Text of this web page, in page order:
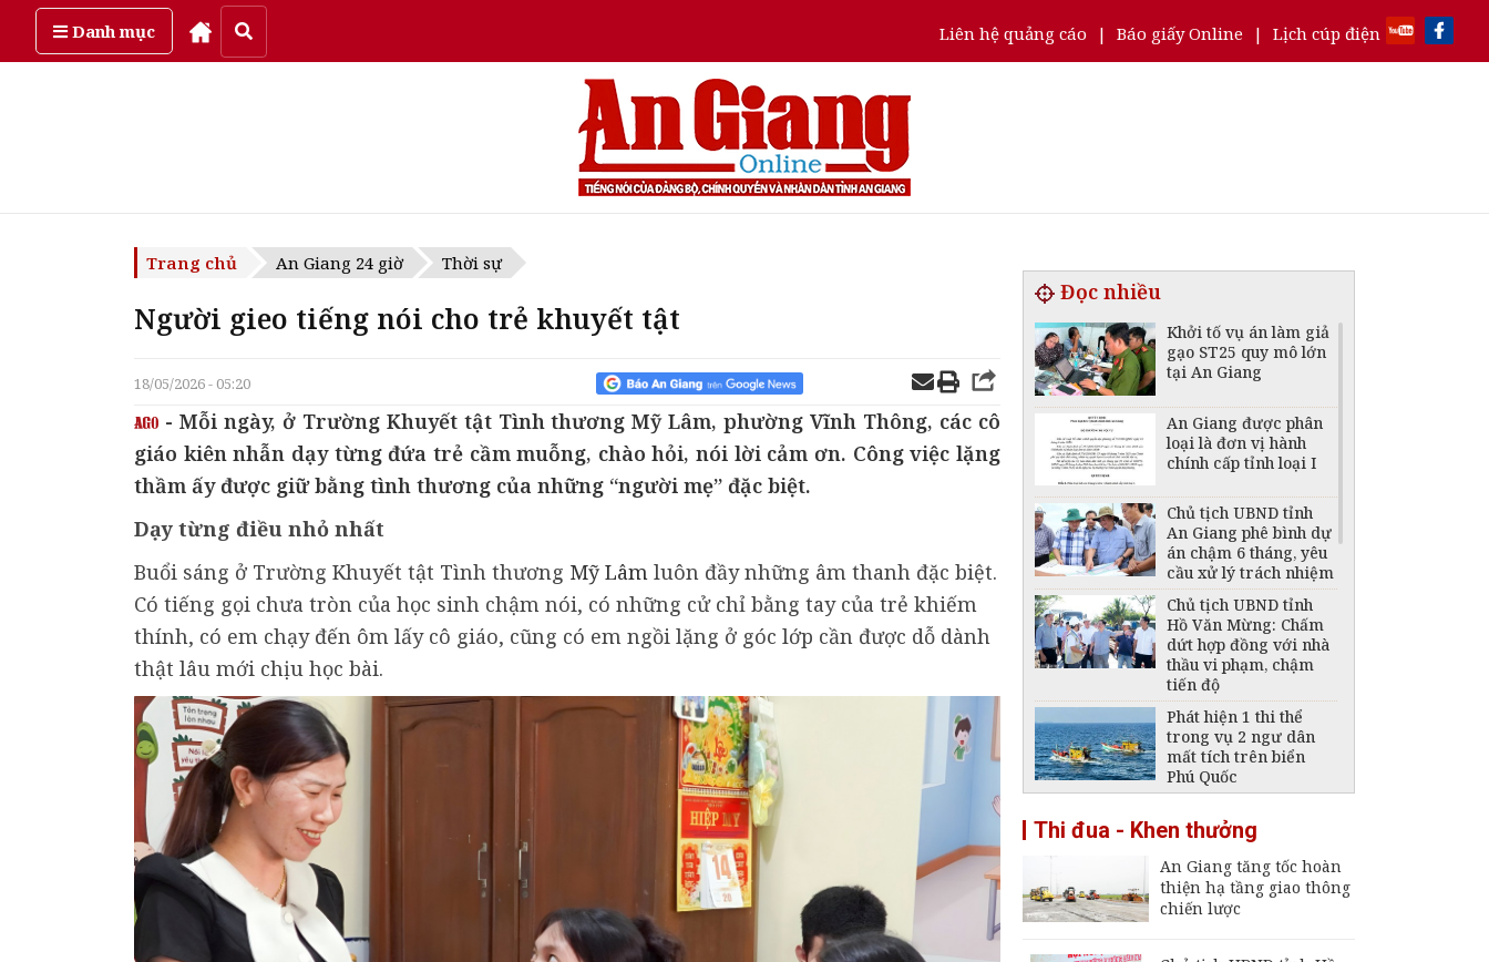
Danh mục Liên hệ quảng cáo | Báo giấy Online | Lịch cúp điện
Thứ bảy, ngày 8/08/2026
Trang chủ An Giang 24 giờ Thời sự
Người gieo tiếng nói cho trẻ khuyết tật
18/05/2026 - 05:20
- Mỗi ngày, ở Trường Khuyết tật Tình thương Mỹ Lâm, phường Vĩnh Thông, các cô
giáo kiên nhẫn dạy từng đứa trẻ cầm muỗng, chào hỏi, nói lời cảm ơn. Công việc lặng
thầm ấy được giữ bằng tình thương của những “người mẹ” đặc biệt.
Dạy từng điều nhỏ nhất
Buổi sáng ở Trường Khuyết tật Tình thương Mỹ Lâm luôn đầy những âm thanh đặc biệt.
Có tiếng gọi chưa tròn của học sinh chậm nói, có những cử chỉ bằng tay của trẻ khiếm
thính, có em chạy đến ôm lấy cô giáo, cũng có em ngồi lặng ở góc lớp cần được dỗ dành
thật lâu mới chịu học bài.
Đọc nhiều
Khởi tố vụ án làm giả
gạo ST25 quy mô lớn
tại An Giang
An Giang được phân
loại là đơn vị hành
chính cấp tỉnh loại I
Chủ tịch UBND tỉnh
An Giang phê bình dự
án chậm 6 tháng, yêu
cầu xử lý trách nhiệm
Chủ tịch UBND tỉnh
Hồ Văn Mừng: Chấm
dứt hợp đồng với nhà
thầu vi phạm, chậm
tiến độ
Phát hiện 1 thi thể
trong vụ 2 ngư dân
mất tích trên biển
Phú Quốc
giảm mức cung cấp
điện trên địa bàn tỉnh
An Giang ngày 6 -
7/8/2026
Đại tá Nguyễn Việt
Thi đua - Khen thưởng
An Giang tăng tốc hoàn
thiện hạ tầng giao thông
chiến lược